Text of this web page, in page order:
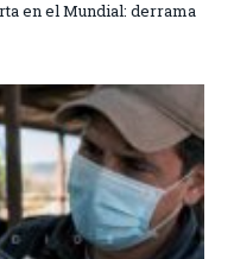
en el Mundial: derrama